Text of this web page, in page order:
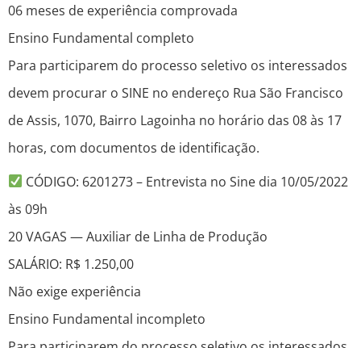
06 meses de experiência comprovada
Ensino Fundamental completo
Para participarem do processo seletivo os interessados
devem procurar o SINE no endereço Rua São Francisco
de Assis, 1070, Bairro Lagoinha no horário das 08 às 17
horas, com documentos de identificação.
CÓDIGO: 6201273 – Entrevista no Sine dia 10/05/2022
às 09h
20 VAGAS — Auxiliar de Linha de Produção
SALÁRIO: R$ 1.250,00
Não exige experiência
Ensino Fundamental incompleto